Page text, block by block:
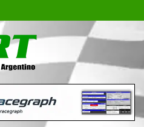
La Revista
Karting en